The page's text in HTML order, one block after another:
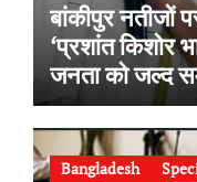
बांकीपुर नतीजों
‘प्रशांत किशोर
जनता को जल्द
Bangladesh